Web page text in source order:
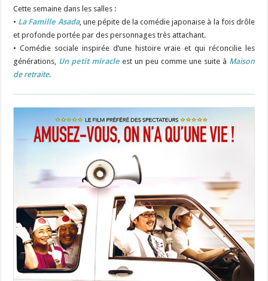
Cette semaine dans les salles :
• La Famille Asada, une pépite de la comédie japonaise à la fois drôle
et profonde portée par des personnages très attachant.
•Comédie sociale inspirée d’une histoire vraie et qui réconcilie les
générations, Un petit miracle est un peu comme une suite à Maison
de retraite.